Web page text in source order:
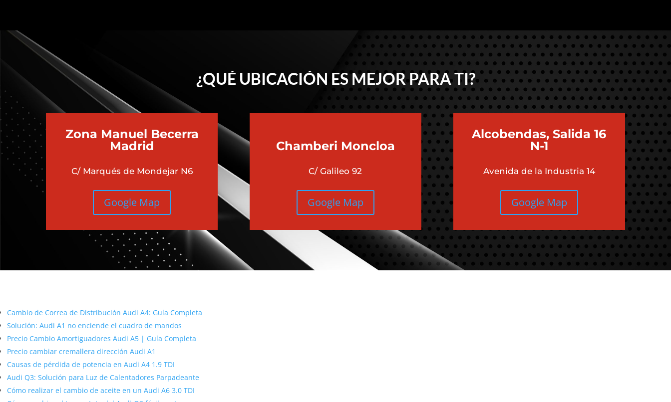
¿QUÉ UBICACIÓN ES MEJOR PARA TI?
Zona Manuel Becerra
Madrid
C/ Marqués de Mondejar N6
Google Map
Chamberi Moncloa
C/ Galileo 92
Google Map
Alcobendas, Salida 16
N-1
Avenida de la Industria 14
Google Map
Cambio de Correa de Distribución Audi A4: Guía Completa
Solución: Audi A1 no enciende el cuadro de mandos
Precio Cambio Amortiguadores Audi A5 | Guía Completa
Precio cambiar cremallera dirección Audi A1
Causas de pérdida de potencia en Audi A4 1.9 TDI
Audi Q3: Solución para Luz de Calentadores Parpadeante
Cómo realizar el cambio de aceite en un Audi A6 3.0 TDI